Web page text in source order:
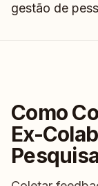
gestão de
Como
Ex-